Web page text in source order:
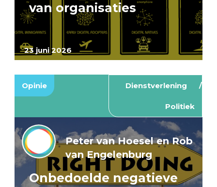
23 juni 2026
van organisaties
Opinie Dienstverlening
Politiek
Peter van Hoesel en Rob
van Engelenburg
Onbedoelde negatieve